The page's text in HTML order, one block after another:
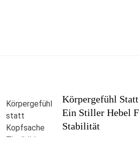
Körpergefühl
Ein Stiller Hebel
Stabilität